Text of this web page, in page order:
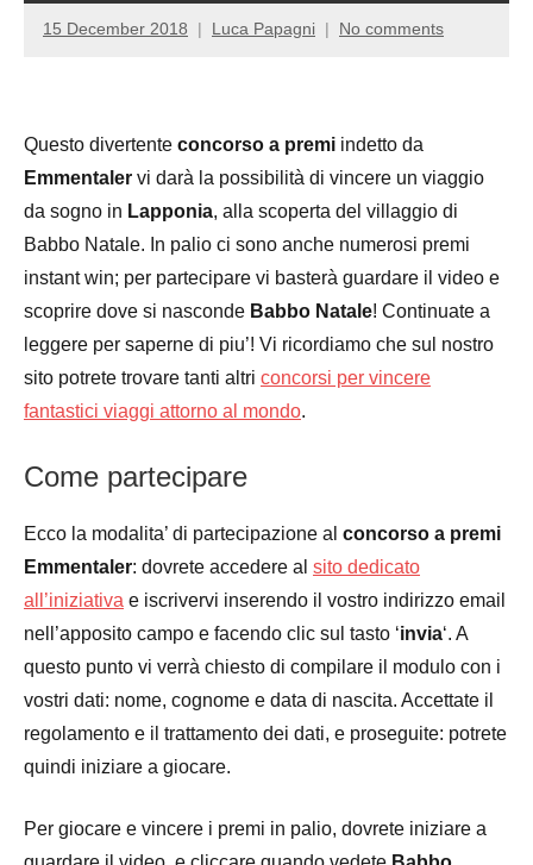
15 December 2018 Luca Papagni No comments
Questo divertente concorso a premi indetto da
Emmentaler vi darà la possibilità di vincere un viaggio
da sogno in Lapponia, alla scoperta del villaggio di
Babbo Natale. In palio ci sono anche numerosi premi
instant win; per partecipare vi basterà guardare il video e
scoprire dove si nasconde Babbo Natale! Continuate a
leggere per saperne di piu’! Vi ricordiamo che sul nostro
sito potrete trovare tanti altri concorsi per vincere
fantastici viaggi attorno al mondo.
Come partecipare
Ecco la modalita’ di partecipazione al concorso a premi
Emmentaler: dovrete accedere al sito dedicato
all’iniziativa e iscrivervi inserendo il vostro indirizzo email
nell’apposito campo e facendo clic sul tasto ‘invia‘. A
questo punto vi verrà chiesto di compilare il modulo con i
vostri dati: nome, cognome e data di nascita. Accettate il
regolamento e il trattamento dei dati, e proseguite: potrete
quindi iniziare a giocare.
Per giocare e vincere i premi in palio, dovrete iniziare a